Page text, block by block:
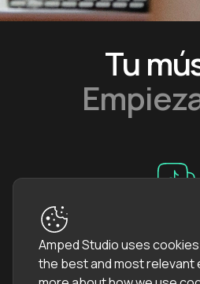
Tu
Amped Studio es tu creador
uno, brindándote las
directamente en tu
Amped Studio uses
the best and most relevant